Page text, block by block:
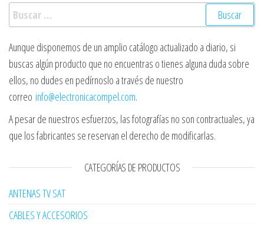
Buscar:
Aunque disponemos de un amplio catálogo actualizado a diario, si
buscas algún producto que no encuentras o tienes alguna duda sobre
ellos, no dudes en pedírnoslo a través de nuestro
correo info@electronicacompel.com.
A pesar de nuestros esfuerzos, las fotografías no son contractuales, ya
que los fabricantes se reservan el derecho de modificarlas.
CATEGORÍAS DE PRODUCTOS
ANTENAS TV SAT
CABLES Y ACCESORIOS